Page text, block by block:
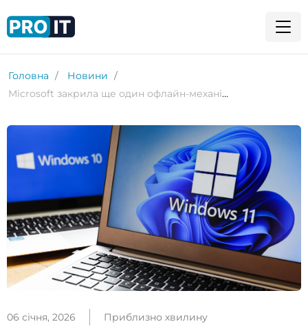
Головна
Новини
Microsoft закрила ще один офлайн-механізм активації Windows без попередження
06 січня, 2026 Приблизно хвилину